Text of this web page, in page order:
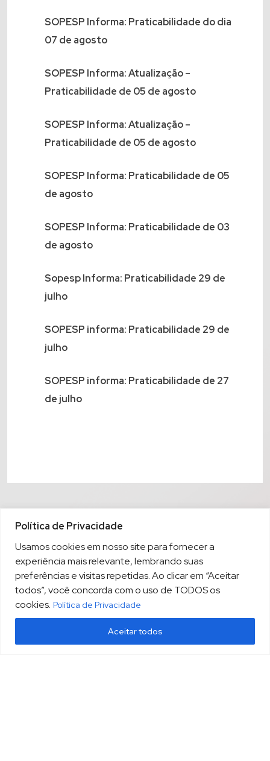
Política de Privacidade
Usamos cookies em nosso site para fornecer a
experiência mais relevante, lembrando suas
preferências e visitas repetidas. Ao clicar em “Aceitar
todos”, você concorda com o uso de TODOS os
cookies. Política de Privacidade
Aceitar todos
SOPESP Informa: Praticabilidade do dia
07 de agosto
SOPESP Informa: Atualização –
Praticabilidade de 05 de agosto
SOPESP Informa: Atualização –
Praticabilidade de 05 de agosto
SOPESP Informa: Praticabilidade de 05
de agosto
SOPESP Informa: Praticabilidade de 03
de agosto
Sopesp Informa: Praticabilidade 29 de
julho
SOPESP informa: Praticabilidade 29 de
julho
SOPESP informa: Praticabilidade de 27
de julho